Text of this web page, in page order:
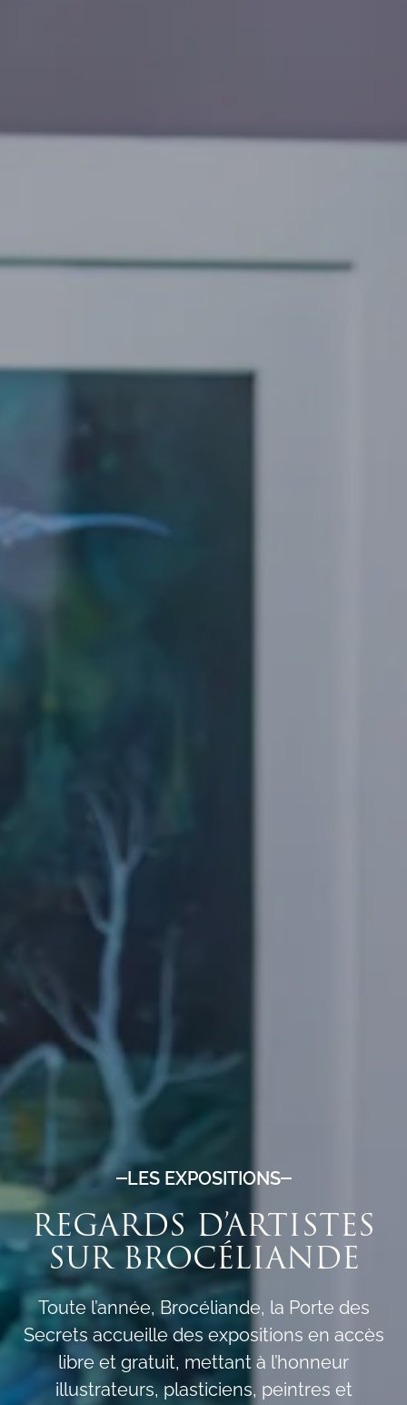
LES EXPOSITIONS
REGARDS D’ARTISTES
SUR BROCÉLIANDE
Toute l’année, Brocéliande, la Porte des
Secrets accueille des expositions en accès
libre et gratuit, mettant à l’honneur
illustrateurs, plasticiens, peintres et